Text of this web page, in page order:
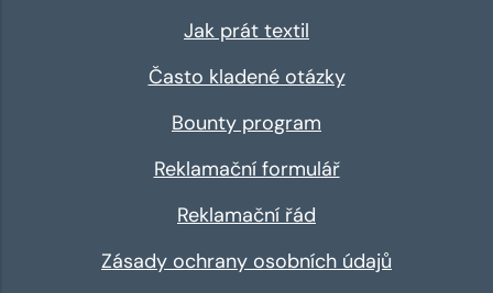
Jak prát textil
Často kladené otázky
Bounty program
Reklamační formulář
Reklamační řád
Zásady ochrany osobních údajů